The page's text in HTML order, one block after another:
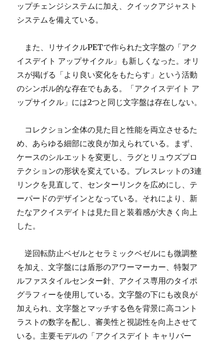
ップチェンジシステムに加え、クイックアジャスト
システムを備えている。
また、リサイクルPETで作られた文字盤の「アク
イスデイト アップサイクル」も新しくなった。オリ
スが掲げる「より良い変化をもたらす」という活動
のシンボル的な存在でもある。「アクイスデイト ア
ップサイクル」には2つと同じ文字盤は存在しない。
コレクション全体の見た目と性能を両立させるた
め、あらゆる細部に改良が加えられている。まず、
ケースのシルエットを変更し、ラグとリュウズプロ
テクションの形状を変えている。ブレスレットの3連
リンクを見直して、センターリンクを広めにし、テ
ーパードのデザインとなっている。それにより、新
たなアクイスデイトは見た目と装着感が大きく向上
した。
逆回転防止ベゼルとセラミックベゼルにも微調整
を加え、文字盤には盾形のアワーマーカー、特製ア
ルファスタイルセンター針、アクイス専用のタイポ
グラフィーを使用している。文字盤の下にも改良が
加えられ、文字盤とマッチする色を背景に高コント
ラストの数字を配し、審美性と視認性を向上させて
いる。主要モデルの「アクイスデイト キャリバー